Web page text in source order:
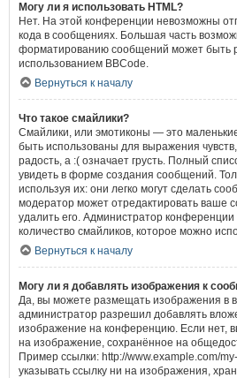
Могу ли я использовать HTML?
Нет. На этой конференции невозможны
кода в сообщениях. Большая часть
форматированию сообщений может быть
использованием BBCode.
Вернуться к началу
Что такое смайлики?
Смайлики, или эмотиконы — это
быть использованы для выражения
радость, а :( означает грусть. Полный
увидеть в форме создания сообщений.
используя их: они легко могут сделать
модератор может отредактировать ваше
удалить его. Администратор
количество смайликов, которое можно
Вернуться к началу
Могу ли я добавлять изображения к
Да, вы можете размещать изображения в
администратор разрешил добавлять
изображение на конференцию. Если нет,
на изображение, сохранённое на
Пример ссылки: http://www.example.com/
указывать ссылку ни на изображения,